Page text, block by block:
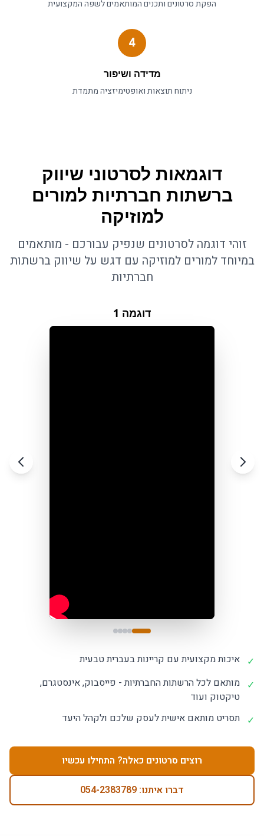
הפקת סרטונים ותכנים המותאמים לשפה המקצועית
4
מדידה ושיפור
ניתוח תוצאות ואופטימיזציה מתמדת
דוגמאות לסרטוני שיווק
ברשתות חברתיות למורים
למוזיקה
זוהי דוגמה לסרטונים שנפיק עבורכם - מותאמים
במיוחד למורים למוזיקה עם דגש על שיווק ברשתות
חברתיות
דוגמה 1
✓ איכות מקצועית עם קריינות בעברית טבעית
✓ מותאם לכל הרשתות החברתיות - פייסבוק, אינסטגרם,
טיקטוק ועוד
✓ תסריט מותאם אישית לעסק שלכם ולקהל היעד
רוצים סרטונים כאלה? התחילו עכשיו
דברו איתנו: 054-2383789